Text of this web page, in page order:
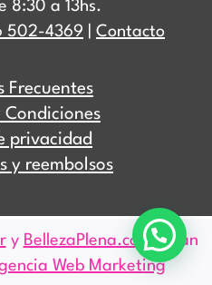
8:30 a 13hs.
502-4369 Contacto
Frecuentes
Condiciones
privacidad
y reembolsos
y BellezaPlena.com están
Web Marketing